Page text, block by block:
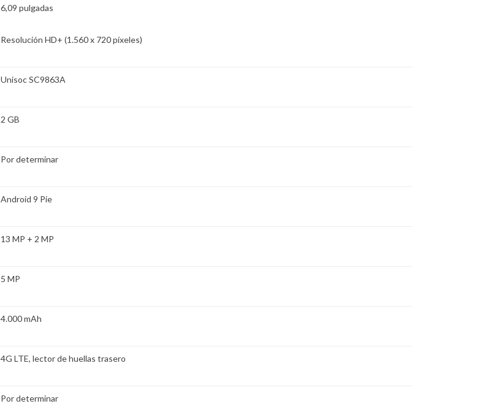
6,09 pulgadas
Resolución HD+ (1.560 x 720 píxeles)
Unisoc SC9863A
2 GB
Por determinar
Android 9 Pie
13 MP + 2 MP
5 MP
4.000 mAh
4G LTE, lector de huellas trasero
Por determinar